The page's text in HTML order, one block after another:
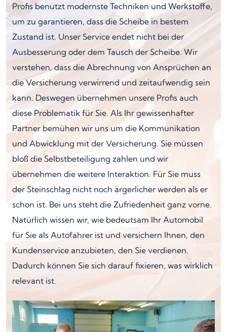
Profis benutzt modernste Techniken und Werkstoffe,
um zu garantieren, dass die Scheibe in bestem
Zustand ist. Unser Service endet nicht bei der
Ausbesserung oder dem Tausch der Scheibe. Wir
verstehen, dass die Abrechnung von Ansprüchen an
die Versicherung verwirrend und zeitaufwendig sein
kann. Deswegen übernehmen unsere Profis auch
diese Problematik für Sie. Als Ihr gewissenhafter
Partner bemühen wir uns um die Kommunikation
und Abwicklung mit der Versicherung. Sie müssen
bloß die Selbstbeteiligung zahlen und wir
übernehmen die weitere Interaktion. Für Sie muss
der Steinschlag nicht noch ärgerlicher werden als er
schon ist. Bei uns steht die Zufriedenheit ganz vorne.
Natürlich wissen wir, wie bedeutsam Ihr Automobil
für Sie als Autofahrer ist und versichern Ihnen, den
Kundenservice anzubieten, den Sie verdienen.
Dadurch können Sie sich darauf fixieren, was wirklich
relevant ist.